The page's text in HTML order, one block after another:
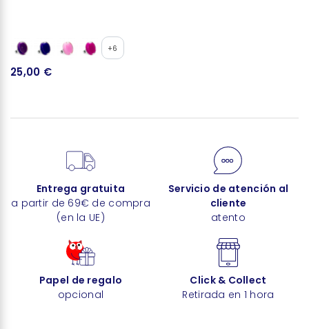
+6
25,00 €
Entrega gratuita
a partir de 69€ de compra
(en la UE)
Servicio de atención al
cliente
atento
Papel de regalo
opcional
Click & Collect
Retirada en 1 hora